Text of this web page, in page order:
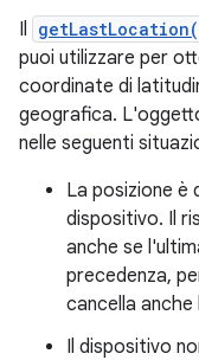
Il
puoi utilizzare per
coordinate di
geografica.
nelle seguenti
La posizione è
dispositivo. Il
anche se
precedenza,
cancella anche
Il dispositivo